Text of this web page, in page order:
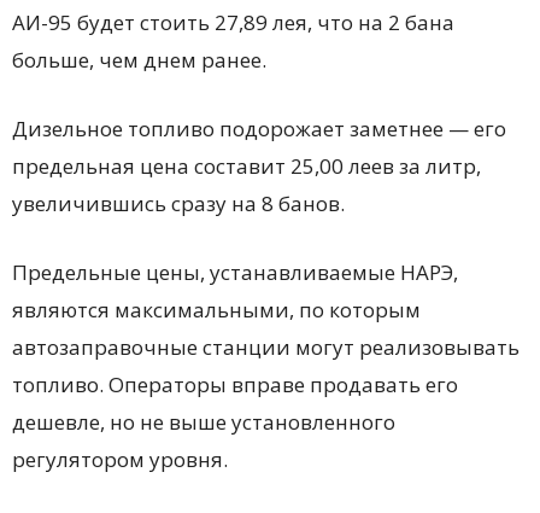
АИ-95 будет стоить 27,89 лея, что на 2 бана
больше, чем днем ранее.
Дизельное топливо подорожает заметнее — его
предельная цена составит 25,00 леев за литр,
увеличившись сразу на 8 банов.
Предельные цены, устанавливаемые НАРЭ,
являются максимальными, по которым
автозаправочные станции могут реализовывать
топливо. Операторы вправе продавать его
дешевле, но не выше установленного
регулятором уровня.